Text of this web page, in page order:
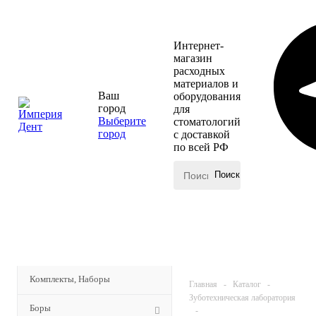
Ваш
город
Выберите
город
Интернет-
магазин
расходных
материалов и
оборудования
для
стоматологий
с доставкой
по всей РФ
Комплекты, Наборы
Боры
Главная - Каталог
-
Зуботехническая лаборатория
-